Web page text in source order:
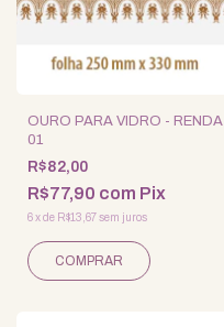
OURO PARA VIDRO - RENDA
01
R$82,00
R$77,90 com Pix
6xde R$13,67sem juros